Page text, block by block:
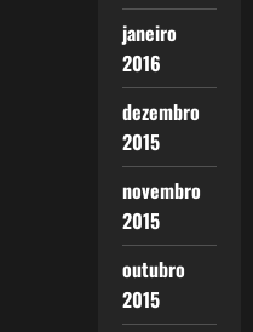
janeiro
2016
dezembro
2015
novembro
2015
outubro
2015